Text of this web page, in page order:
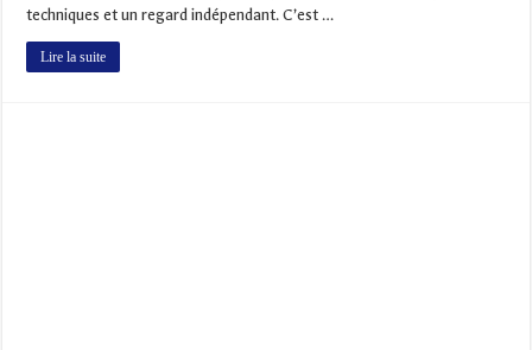
techniques et un regard indépendant. C’est …
Lire la suite